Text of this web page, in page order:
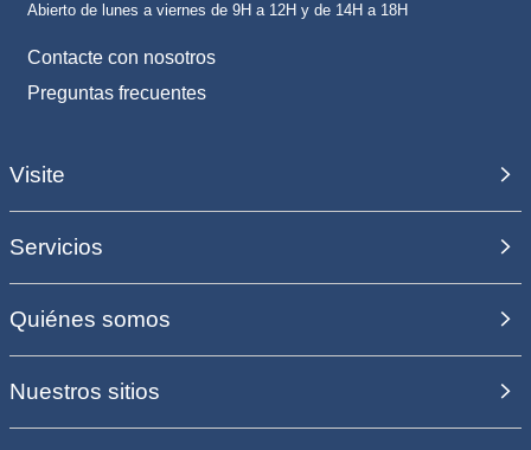
Abierto de lunes a viernes de 9H a 12H y de 14H a 18H
Contacte con nosotros
Preguntas frecuentes
Visite
Servicios
Quiénes somos
Nuestros sitios